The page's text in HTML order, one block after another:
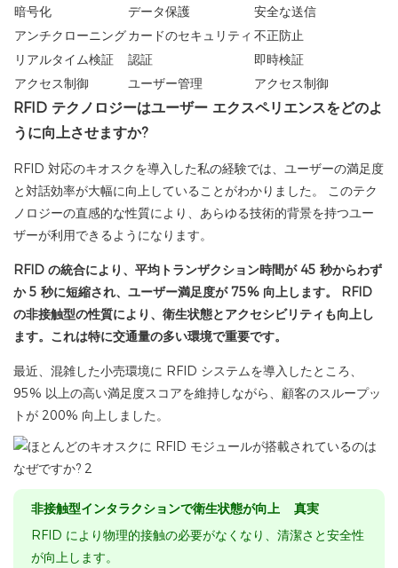
暗号化
データ保護
安全な送信
アンチクローニングカードのセキュリティ 不正防止
リアルタイム検証
認証
即時検証
アクセス制御
ユーザー管理 アクセス制御
RFID テクノロジーはユーザー エクスペリエンスをどのよ
うに向上させますか?
RFID 対応のキオスクを導入した私の経験では、ユーザーの満足度
と対話効率が大幅に向上していることがわかりました。 このテク
ノロジーの直感的な性質により、あらゆる技術的背景を持つユー
ザーが利用できるようになります。
RFID の統合により、平均トランザクション時間が 45 秒からわず
か 5 秒に短縮され、ユーザー満足度が 75% 向上します。 RFID
の非接触型の性質により、衛生状態とアクセシビリティも向上し
ます。これは特に交通量の多い環境で重要です。
最近、混雑した小売環境に RFID システムを導入したところ、
95% 以上の高い満足度スコアを維持しながら、顧客のスループッ
トが 200% 向上しました。
非接触型インタラクションで衛生状態が向上 真実
RFID により物理的接触の必要がなくなり、清潔さと安全性
が向上します。